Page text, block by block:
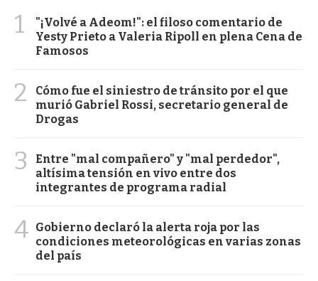
1
"¡Volvé a Adeom!": el filoso comentario de
Yesty Prieto a Valeria Ripoll en plena Cena de
Famosos
2
Cómo fue el siniestro de tránsito por el que
murió Gabriel Rossi, secretario general de
Drogas
3
Entre "mal compañero" y "mal perdedor",
altísima tensión en vivo entre dos
integrantes de programa radial
4 Gobierno declaró la alerta roja por las
condiciones meteorológicas en varias zonas
del país